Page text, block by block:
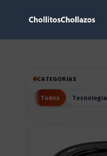
CATEGORIAS
Todos Tecnología